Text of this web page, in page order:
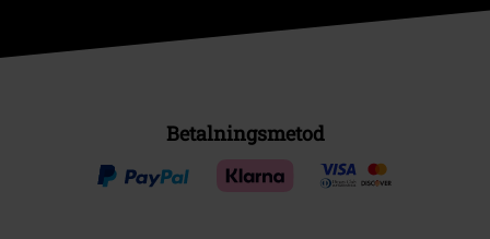
Betalningsmetod